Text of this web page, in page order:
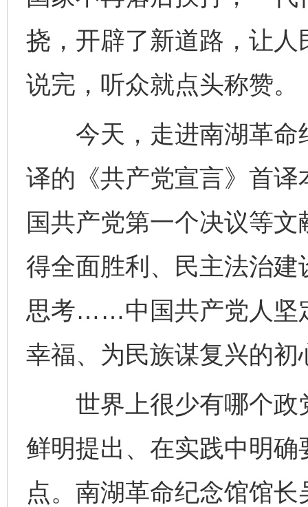
挠，开辟了新道路，让人
说完，听众就点头称赞。
今天，走进南湖革命
译的《共产党宣言》首
国共产党第一个决议等
得全面胜利、民主法治
思考……中国共产党人坚
幸福、为民族谋复兴的
世界上很少有哪个政
鲜明提出、在实践中明
点。南湖革命纪念馆馆